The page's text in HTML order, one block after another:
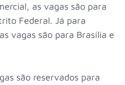
as vagas são para
Federal. Já para
vagas são para Brasília e
são reservados para